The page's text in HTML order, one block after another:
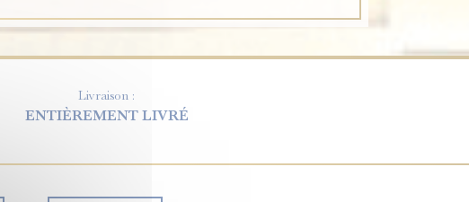
Livraison :
ENTIÈREMENT LIVRÉ